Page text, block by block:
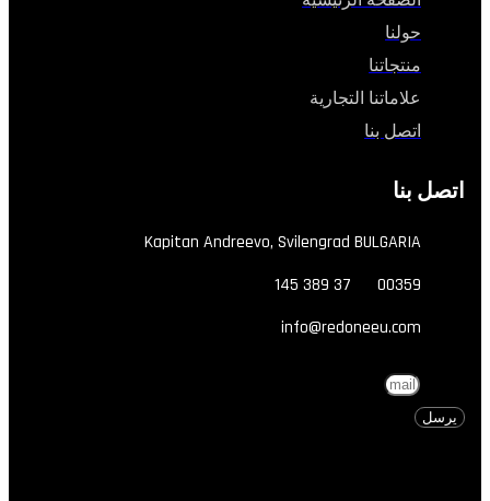
منتجاتنا
علاماتنا التجارية
اتصل بنا
بنا
Kapitan Andreevo, Svilengrad BULGARIA
00359 37 389 145
info@redoneeu.com